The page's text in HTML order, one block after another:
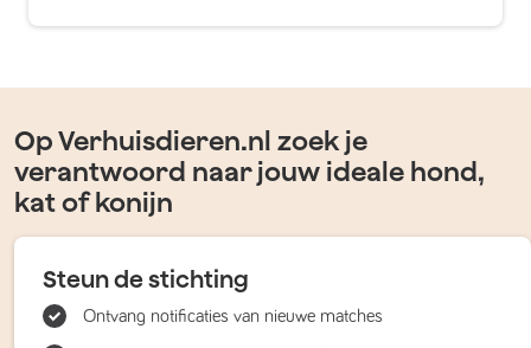
Op Verhuisdieren.nl zoek je
verantwoord naar jouw ideale hond,
kat of konijn
Steun de stichting
Ontvang notificaties van nieuwe matches